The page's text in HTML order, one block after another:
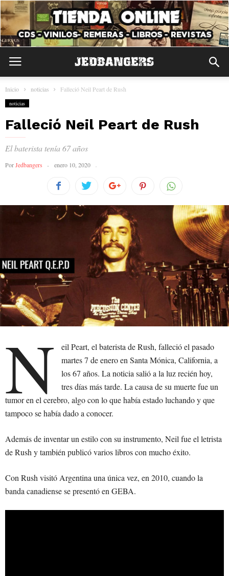
Inicio noticias Falleció Neil Peart de Rush
noticias
Falleció Neil Peart de Rush
El baterista tenía 67 años
PorJedbangers enero 10, 2020
N
eil Peart, el baterista de Rush, falleció el pasado
martes 7 de enero en Santa Mónica, California, a
los 67 años. La noticia salió a la luz recién hoy,
tres días más tarde. La causa de su muerte fue un
tumor en el cerebro, algo con lo que había estado luchando y que
tampoco se había dado a conocer.
Además de inventar un estilo con su instrumento, Neil fue el letrista
de Rush y también publicó varios libros con mucho éxito.
Con Rush visitó Argentina una única vez, en 2010, cuando la
banda canadiense se presentó en GEBA.